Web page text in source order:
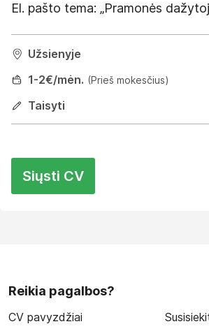
El. pašto tema: „Pramonės
Užsienyje
1-2€/mėn. (Prieš mokesčius)
Taisyti
Siųsti CV
Reikia pagalbos?
CV pavyzdžiai